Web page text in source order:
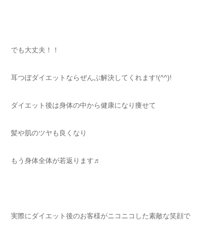
でも大丈夫！！
耳つぼダイエットならぜんぶ解決してくれます!(^^)!
ダイエット後は身体の中から健康になり痩せて
髪や肌のツヤも良くなり
もう身体全体が若返ります♬
実際にダイエット後のお客様がニコニコした素敵な笑顔で